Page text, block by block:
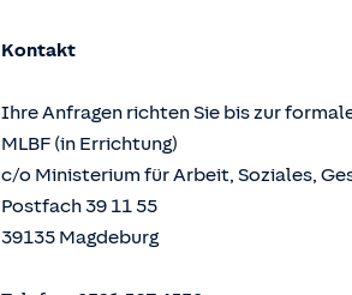
Kontakt
Ihre Anfragen richten Sie bis zur
MLBF (in Errichtung)
c/o Ministerium für Arbeit, Soziales,
Postfach 39 11 55
39135 Magdeburg